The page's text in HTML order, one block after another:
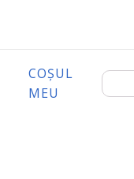
COȘUL
MEU